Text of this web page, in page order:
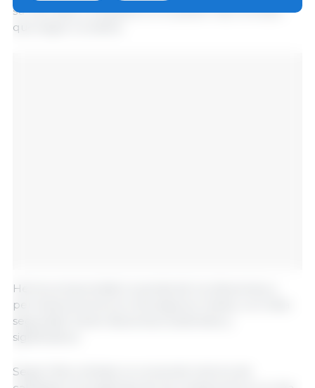
su mercado y a España no le quedó más remedio
que seguir su estela.
Hemos emprendido la senda de los descensos y
permaneceremos en ella algunos meses, con toda
seguridad. Serán descensos sostenidos y
significativos.
Según Mercolleida, la conversión teórica de